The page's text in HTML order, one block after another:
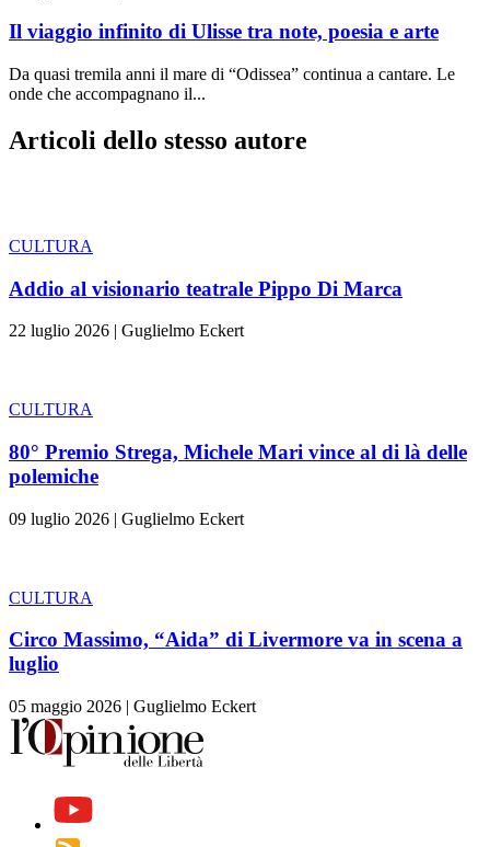
Il viaggio infinito di Ulisse tra note, poesia e arte
Da quasi tremila anni il mare di “Odissea” continua a cantare. Le
onde che accompagnano il...
Articoli dello stesso autore
CULTURA
Addio al visionario teatrale Pippo Di Marca
22 luglio 2026 | Guglielmo Eckert
CULTURA
80° Premio Strega, Michele Mari vince al di là delle
polemiche
09 luglio 2026 | Guglielmo Eckert
CULTURA
Circo Massimo, “Aida” di Livermore va in scena a
luglio
05 maggio 2026 | Guglielmo Eckert